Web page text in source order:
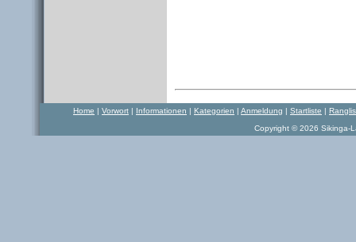
Home | Vorwort | Informationen | Kategorien | Anmeldung | Startliste |
Copyright © 2026 Sikinga-